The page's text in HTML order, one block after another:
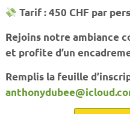
Tarif : 450 CHF par
Rejoins notre ambiance
et profite d’un
Remplis la feuille